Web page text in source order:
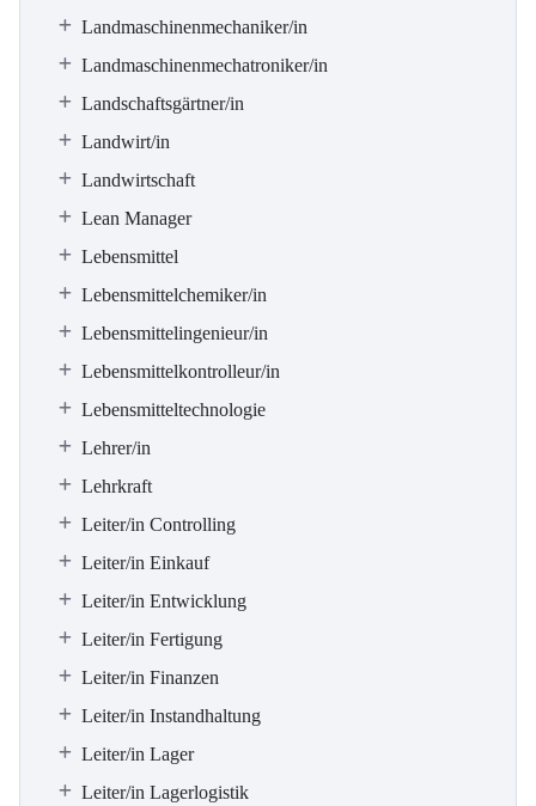
Landmaschinenmechaniker/in
Landmaschinenmechatroniker/in
Landschaftsgärtner/in
Landwirt/in
Landwirtschaft
Lean Manager
Lebensmittel
Lebensmittelchemiker/in
Lebensmittelingenieur/in
Lebensmittelkontrolleur/in
Lebensmitteltechnologie
Lehrer/in
Lehrkraft
Leiter/in Controlling
Leiter/in Einkauf
Leiter/in Entwicklung
Leiter/in Fertigung
Leiter/in Finanzen
Leiter/in Instandhaltung
Leiter/in Lager
Leiter/in Lagerlogistik